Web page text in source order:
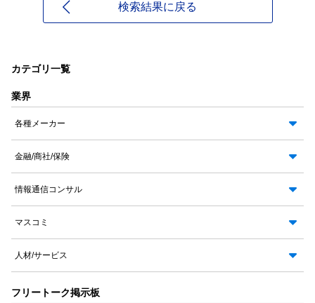
検索結果に戻る
カテゴリ一覧
業界
各種メーカー
金融/商社/保険
情報通信コンサル
マスコミ
人材/サービス
フリートーク掲示板